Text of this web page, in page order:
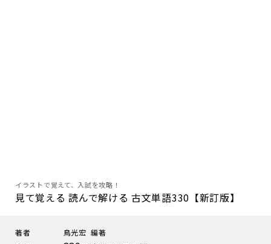
イラストで覚えて、入試を攻略！
見て覚える 読んで解ける 古文単語330【新訂版】
著者
鳥光宏 編著